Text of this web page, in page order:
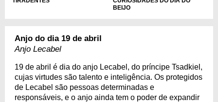
BEIJO
Anjo do dia 19 de abril
Anjo Lecabel
19 de abril é dia do anjo Lecabel, do príncipe Tsadkiel,
cujas virtudes são talento e inteligência. Os protegidos
de Lecabel são pessoas determinadas e
responsáveis, e o anjo ainda tem o poder de expandir